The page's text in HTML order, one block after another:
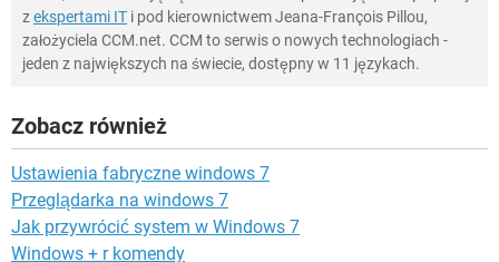
zekspertami IT i pod kierownictwem Jeana-François Pillou,
założyciela CCM.net. CCM to serwis o nowych technologiach -
jeden z największych na świecie, dostępny w 11 językach.
Zobacz również
Ustawienia fabryczne windows 7
Przeglądarka na windows 7
Jak przywrócić system w Windows 7
Windows + r komendy